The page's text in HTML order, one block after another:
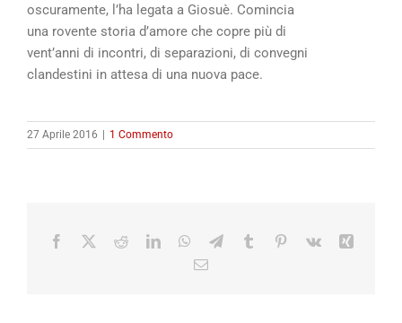
oscuramente, l’ha legata a Giosuè. Comincia
una rovente storia d’amore che copre più di
vent’anni di incontri, di separazioni, di convegni
clandestini in attesa di una nuova pace.
27 Aprile 2016 | 1 Commento
Facebook RedditLinkedInWhatsApp
TelegramTumblr Pinterest
Vk
Email